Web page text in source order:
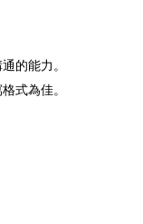
的能力。
式為佳。